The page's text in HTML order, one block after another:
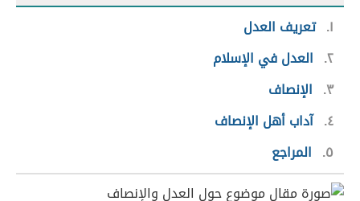
١ تعريف العدل
٢ العدل في الإسلام
٣
الإنصاف
٤ آداب أهل الإنصاف
٥
المراجع